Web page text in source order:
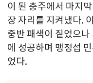
이 된 충주에서 마지
장 자리를 지켜냈다.
중반 패색이 짙었으
에 성공하며 맹정섭
었다.